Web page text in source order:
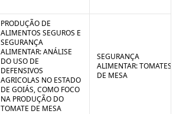
PRODUÇÃO DE
ALIMENTOS SEGUROS E
SEGURANÇA
ALIMENTAR: ANÁLISE
DO USO DE
DEFENSIVOS
AGRICOLAS NO ESTADO
DE GOIÁS, COMO FOCO
NA PRODUÇÃO DO
TOMATE DE MESA
SEGURANÇA
ALIMENTAR: TOMATES
DE MESA